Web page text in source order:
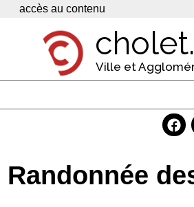
Panneau de gestion des cookies
accès au contenu
Ville et
Economie
Randonnée